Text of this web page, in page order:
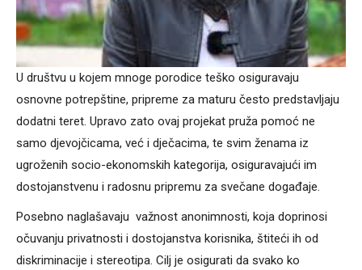
U društvu u kojem mnoge porodice teško osiguravaju
osnovne potrepštine, pripreme za maturu često predstavljaju
dodatni teret. Upravo zato ovaj projekat pruža pomoć ne
samo djevojčicama, već i dječacima, te svim ženama iz
ugroženih socio-ekonomskih kategorija, osiguravajući im
dostojanstvenu i radosnu pripremu za svečane događaje.
Posebno naglašavaju važnost anonimnosti, koja doprinosi
očuvanju privatnosti i dostojanstva korisnika, štiteći ih od
diskriminacije i stereotipa. Cilj je osigurati da svako ko